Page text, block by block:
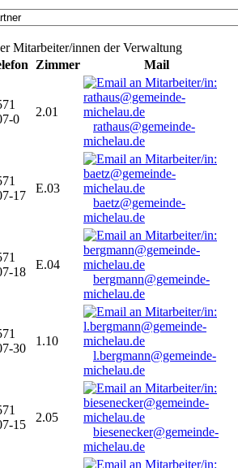
Mitarbeiter/innen der Verwaltung
Zimmer Mail
0
2.01
rathaus@gemeinde-
michelau.de
17
E.03
baetz@gemeinde-
michelau.de
18
E.04
bergmann@gemeinde-
michelau.de
30
1.10
l.bergmann@gemeinde-
michelau.de
15
2.05
biesenecker@gemeinde-
michelau.de